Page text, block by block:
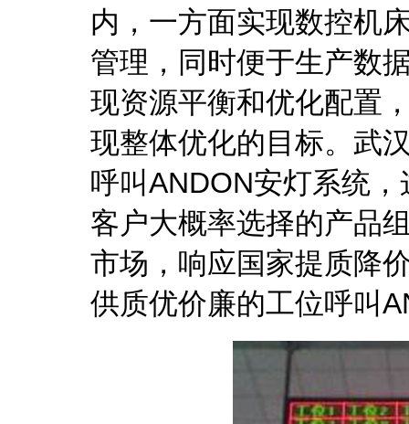
内，一方面实现数控机
管理，同时便于生产数
现资源平衡和优化配置
现整体优化的目标。武
呼叫ANDON安灯系统
客户大概率选择的产品
市场，响应国家提质降
供质优价廉的工位呼叫